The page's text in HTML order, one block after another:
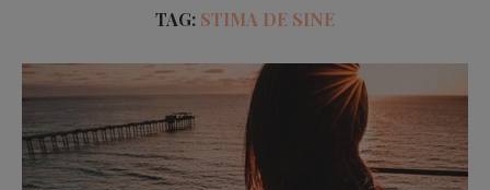
TAG: STIMA DE SINE